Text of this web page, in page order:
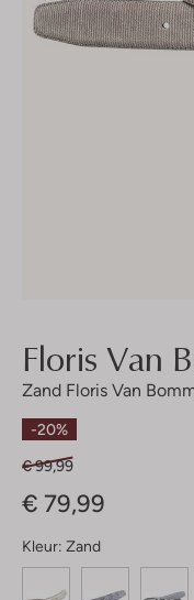
Floris Van
Zand Floris Van
-20%
€ 99,99
€ 79,99
Kleur: Zand